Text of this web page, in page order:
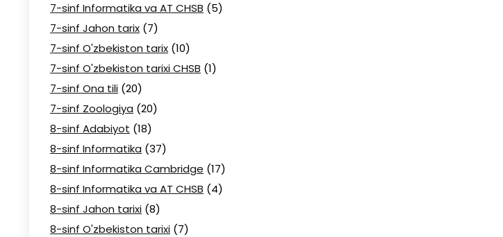
7-sinf Informatika va AT CHSB (5)
7-sinf Jahon tarix (7)
7-sinf O'zbekiston tarix (10)
7-sinf O'zbekiston tarixi CHSB (1)
7-sinf Ona tili (20)
7-sinf Zoologiya (20)
8-sinf Adabiyot (18)
8-sinf Informatika (37)
8-sinf Informatika Cambridge (17)
8-sinf Informatika va AT CHSB (4)
8-sinf Jahon tarixi (8)
8-sinf O'zbekiston tarixi (7)